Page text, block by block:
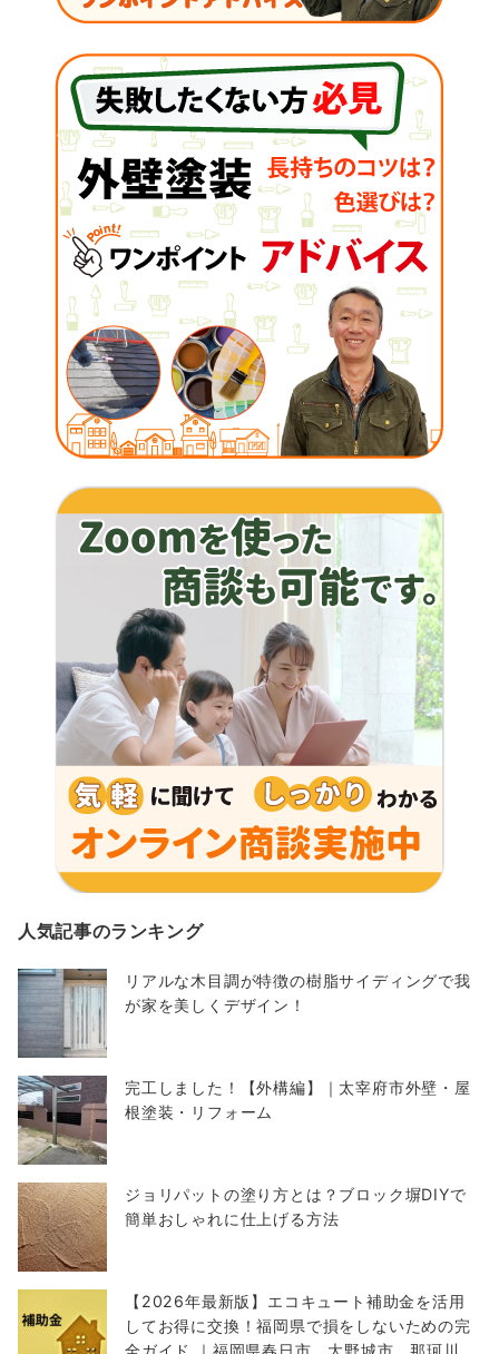
人気記事のランキング
リアルな木目調が特徴の樹脂サイディングで我
が家を美しくデザイン！
完工しました！【外構編】｜太宰府市外壁・屋
根塗装・リフォーム
ジョリパットの塗り方とは？ブロック塀DIYで
簡単おしゃれに仕上げる方法
【2026年最新版】エコキュート補助金を活用
してお得に交換！福岡県で損をしないための完